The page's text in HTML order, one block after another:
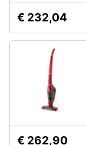
€ 232,04
€ 262,90